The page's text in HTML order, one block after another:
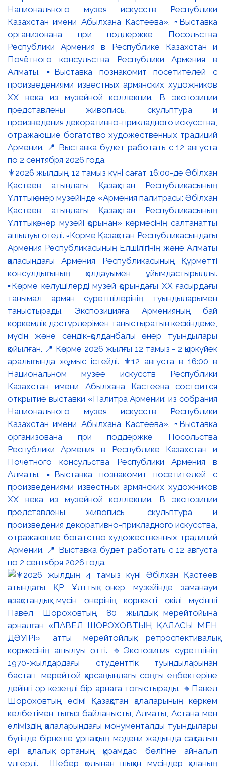
⚜️2026 жылдың 12 тамыз күні сағат 16:00-де Әбілхан
Қастеев атындағы Қазақстан Республикасының
Ұлттық өнер музейінде «Армения палитрасы: Әбілхан
Қастеев атындағы Қазақстан Республикасының
Ұлттық өнер музейі қорынан» көрмесінің салтанатты
ашылуы өтеді. ▫️Көрме Қазақстан Республикасындағы
Армения Республикасының Елшілігінің және Алматы
қаласындағы Армения Республикасының Құрметті
консулдығының қолдауымен ұйымдастырылды.
▪️Көрме келушілерді музей қорындағы ХХ ғасырдағы
танымал армян суретшілерінің туындыларымен
таныстырады. Экспозицияға Арменияның бай
көркемдік дәстүрлерімен таныстыратын кескіндеме,
мүсін және сәндік-қолданбалы өнер туындылары
қойылған. 📍 Көрме 2026 жылғы 12 тамыз - 2 қыркүйек
аралығында жұмыс істейді. ⚜️12 августа в 16:00 в
Национальном музее искусств Республики
Казахстан имени Абылхана Кастеева состоится
открытие выставки «Палитра Армении: из собрания
Национального музея искусств Республики
Казахстан имени Абылхана Кастеева». ▫️Выставка
организована при поддержке Посольства
Республики Армения в Республике Казахстан и
Почётного консульства Республики Армения в
Алматы. ▪️Выставка познакомит посетителей с
произведениями известных армянских художников
XX века из музейной коллекции. В экспозиции
представлены живопись, скульптура и
произведения декоративно-прикладного искусства,
отражающие богатство художественных традиций
Армении. 📍 Выставка будет работать с 12 августа
по 2 сентября 2026 года.